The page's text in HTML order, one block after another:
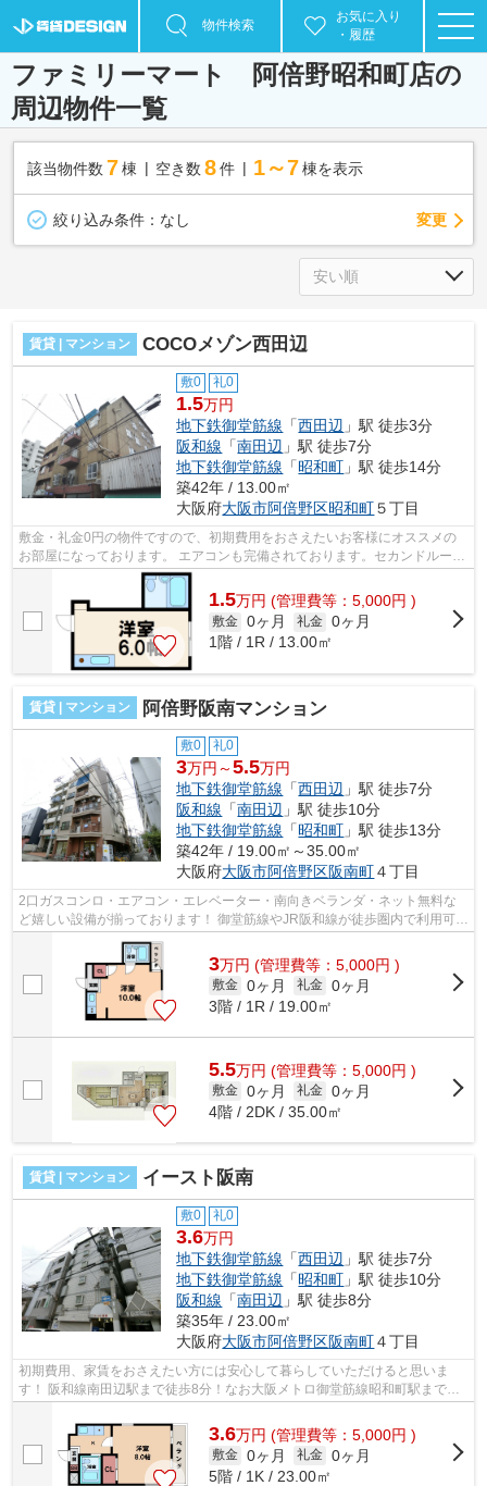
物件検索
お気に入り
・履歴
ファミリーマート 阿倍野昭和町店の
周辺物件一覧
該当物件数 7棟 空き数 8 件 1～7 棟を表示
絞り込み条件： なし 変更
賃貸 | マンション COCOメゾン西田辺
敷0 礼0
1.5万円
地下鉄御堂筋線 「西田辺 」駅 徒歩3分
阪和線 「南田辺 」駅 徒歩7分
地下鉄御堂筋線 「昭和町 」駅 徒歩14分
築42年 / 13.00㎡
大阪府大阪市阿倍野区昭和町５丁目
敷金・礼金0円の物件ですので、初期費用をおさえたいお客様にオススメの
お部屋になっております。 エアコンも完備されております。セカンドルーム
としてもご活用ください！ ■□■□■□■□...
1.5万円 (管理費等：5,000円 )
敷金 0ヶ月 礼金 0ヶ月
1階 / 1R / 13.00㎡
賃貸 | マンション 阿倍野阪南マンション
敷0 礼0
3万円～5.5万円
地下鉄御堂筋線 「西田辺 」駅 徒歩7分
阪和線 「南田辺 」駅 徒歩10分
地下鉄御堂筋線 「昭和町 」駅 徒歩13分
築42年 / 19.00㎡～35.00㎡
大阪府大阪市阿倍野区阪南町４丁目
2口ガスコンロ・エアコン・エレベーター・南向きベランダ・ネット無料な
ど嬉しい設備が揃っております！ 御堂筋線やJR阪和線が徒歩圏内で利用可
能！近隣にスーパー・コンビニなどお店...
3万円 (管理費等：5,000円 )
敷金 0ヶ月 礼金 0ヶ月
3階 / 1R / 19.00㎡
5.5万円 (管理費等：5,000円 )
敷金 0ヶ月 礼金 0ヶ月
4階 / 2DK / 35.00㎡
賃貸 | マンション イースト阪南
敷0 礼0
3.6万円
地下鉄御堂筋線 「西田辺 」駅 徒歩7分
地下鉄御堂筋線 「昭和町 」駅 徒歩10分
阪和線 「南田辺 」駅 徒歩8分
築35年 / 23.00㎡
大阪府大阪市阿倍野区阪南町４丁目
初期費用、家賃をおさえたい方には安心して暮らしていただけると思いま
す！ 阪和線南田辺駅まで徒歩8分！なお大阪メトロ御堂筋線昭和町駅までも
3.6万円 (管理費等：5,000円 )
敷金 0ヶ月 礼金 0ヶ月
5階 / 1K / 23.00㎡